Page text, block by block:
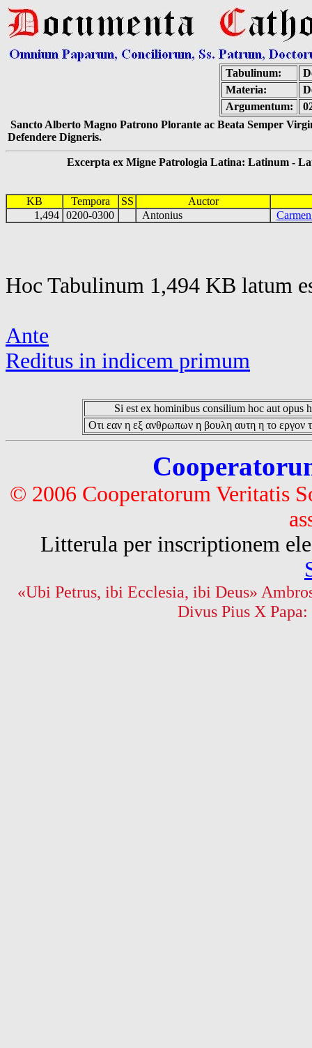
Tabulinum:
Materia:
Argumentum:
Sancto Alberto Magno Patrono Plorante ac Beata Semper
Defendere Digneris.
Excerpta ex Migne Patrologia Latina: Latinum -
KB Tempora SS
Auctor
1,494 0200-0300 Antonius
Hoc Tabulinum 1,494 KB latum
Ante
Reditus in indicem primum
Si est ex hominibus consilium hoc aut opus
Οτι εαν η εξ ανθρωπων η βουλη αυτη η το εργον
© 2006 Cooperatorum Veritatis
Litterula per inscriptionem
«Ubi Petrus, ibi Ecclesia, ibi Deus»
Divus Pius X Papa: